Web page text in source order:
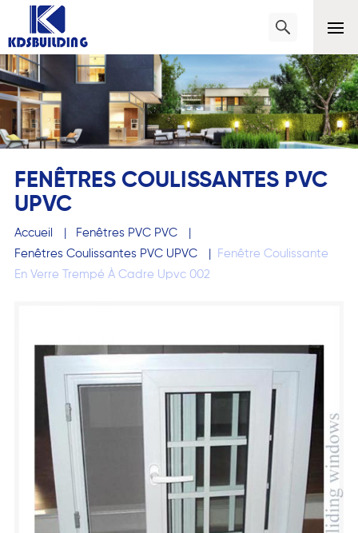
FENÊTRES COULISSANTES PVC
UPVC
Accueil | Fenêtres PVC PVC
|
Fenêtres Coulissantes PVC UPVC
|
Fenêtre Coulissante
En Verre Trempé À Cadre Upvc 002